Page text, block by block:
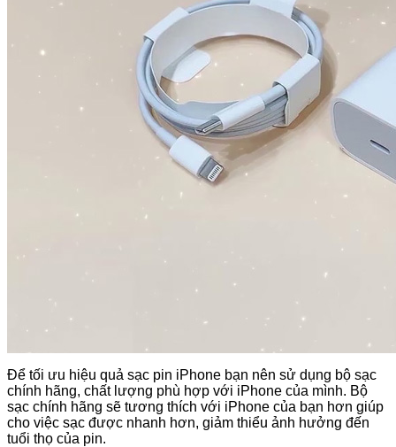
Để tối ưu hiệu quả sạc pin iPhone bạn nên sử dụng bộ sạc
chính hãng, chất lượng phù hợp với iPhone của mình. Bộ
sạc chính hãng sẽ tương thích với iPhone của bạn hơn giúp
cho việc sạc được nhanh hơn, giảm thiểu ảnh hưởng đến
tuổi thọ của pin.